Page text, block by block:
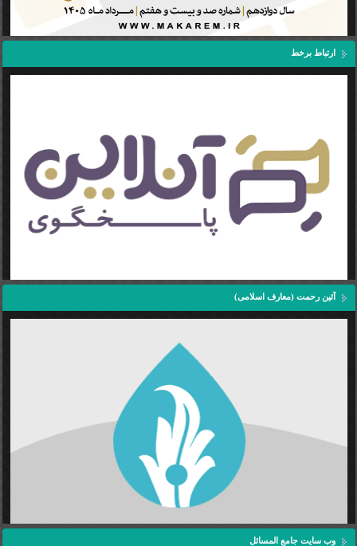
ارتباط برخط
آئین رحمت (معارف اسلامی)
وب سایت جامع المسائل